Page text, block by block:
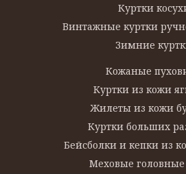
Куртки
Винтажные куртки
Зимние
Кожаные
Куртки из кожи
Жилеты из кожи
Куртки больших
Бейсболки и кепки из
Меховые